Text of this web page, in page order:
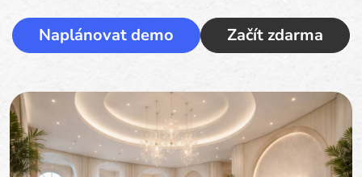
Naplánovat demo Začít zdarma